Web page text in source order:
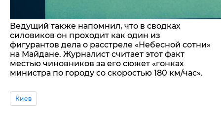
Ведущий также напомнил, что в сводках
силовиков он проходит как один из
фигурантов дела о расстреле «Небесной сотни»
на Майдане. Журналист считает этот факт
местью чиновников за его сюжет «гонках
министра по городу со скоростью 180 км/час».
Киев